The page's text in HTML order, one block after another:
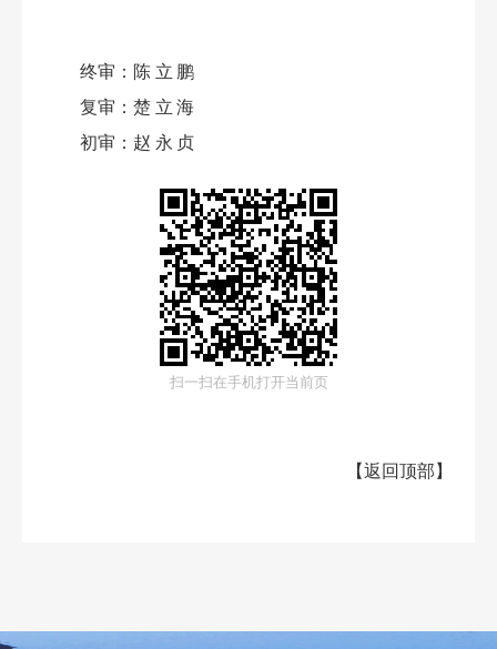
终审： 陈立鹏
复审： 楚立海
初审： 赵永贞
扫一扫在手机打开当前页
【返回顶部 】